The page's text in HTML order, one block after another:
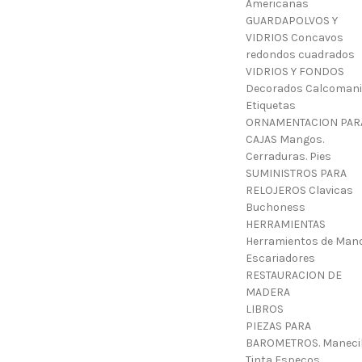
Americanas
GUARDAPOLVOS Y
VIDRIOS Concavos
redondos cuadrados
VIDRIOS Y FONDOS
Decorados
Etiquetas
ORNAMENTACION
CAJAS Mangos.
Cerraduras. Pies
SUMINISTROS PARA
RELOJEROS Clavicas
Buchoness
HERRAMIENTAS
Herramientos de
Escariadores
RESTAURACION DE
MADERA
LIBROS
PIEZAS PARA
BAROMETROS.